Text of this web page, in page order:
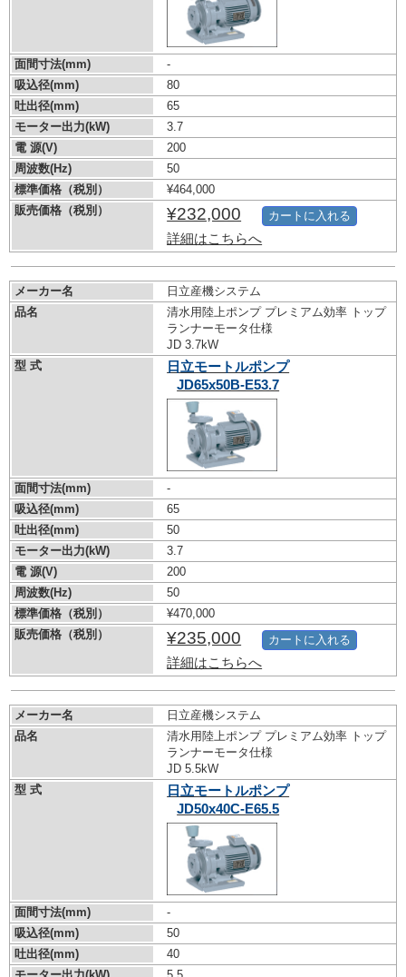
面間寸法(mm)
-
吸込径(mm)
80
吐出径(mm)
65
モーター出力(kW)
3.7
電 源(V)
200
周波数(Hz)
50
標準価格（税別）
¥464,000
販売価格（税別）
¥232,000
詳細はこちらへ
カートに入れる
メーカー名
日立産機システム
品名
清水用陸上ポンプ プレミアム効率 トップ
ランナーモータ仕様
JD 3.7kW
型 式
日立モートルポンプ
JD65x50B-E53.7
面間寸法(mm)
-
吸込径(mm)
65
吐出径(mm)
50
モーター出力(kW)
3.7
電 源(V)
200
周波数(Hz)
50
標準価格（税別）
¥470,000
販売価格（税別）
¥235,000
詳細はこちらへ
カートに入れる
メーカー名
日立産機システム
品名
清水用陸上ポンプ プレミアム効率 トップ
ランナーモータ仕様
JD 5.5kW
型 式
日立モートルポンプ
JD50x40C-E65.5
面間寸法(mm)
-
吸込径(mm)
50
吐出径(mm)
40